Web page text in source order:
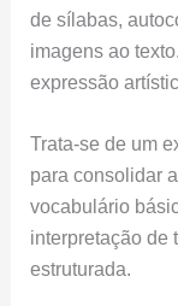
de sílabas,
imagens ao
expressão
Trata-se de um
para consolidar
vocabulário
interpretação de
estruturada.